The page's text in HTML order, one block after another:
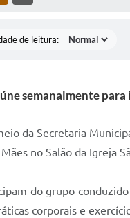
de leitura:
semanalmente
da Secretaria
no Salão da Igreja
do grupo
corporais e